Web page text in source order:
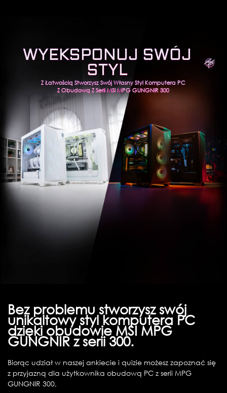
WYEKSPONUJ SWÓJ
STYL
Z Łatwością Stworzysz Swój Własny Styl Komputera PC
Z Obudową Z Serii MSI MPG GUNGNIR 300
Bez problemu stworzysz swój
unikaltowy styl komputera PC
dzięki obudowie MSI MPG
GUNGNIR z serii 300.
Biorąc udział w naszej ankiecie i quizie możesz zapoznać się
z przyjazną dla użytkownika obudową PC z serii MPG
GUNGNIR 300,